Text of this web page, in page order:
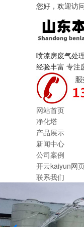
您好，欢迎访
喷漆房废气处
经验丰富 专注
网站首页
净化塔
产品展示
新闻中心
公司案例
开云kaiyun网
联系我们